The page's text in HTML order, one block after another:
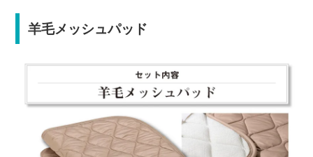
羊毛メッシュパッド